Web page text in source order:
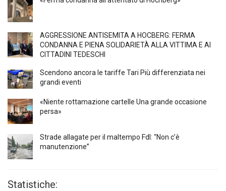
AGGRESSIONE ANTISEMITA A HÖCBERG: FERMA
CONDANNA E PIENA SOLIDARIETÀ ALLA VITTIMA E AI
CITTADINI TEDESCHI
Scendono ancora le tariffe Tari Più differenziata nei
grandi eventi
«Niente rottamazione cartelle Una grande occasione
persa»
Strade allagate per il maltempo FdI: “Non c’è
manutenzione”
Statistiche: